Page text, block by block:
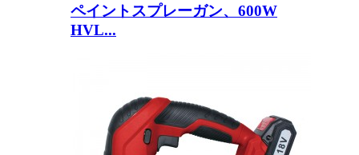
ペイントスプレーガン、600W
HVL...